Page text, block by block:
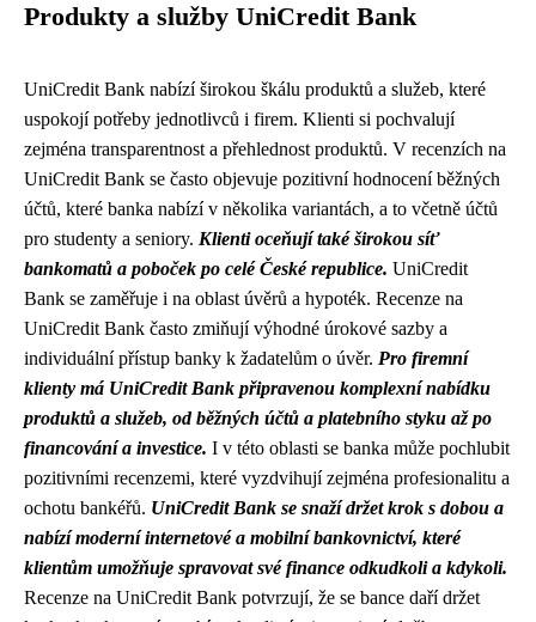
Produkty a služby UniCredit Bank
UniCredit Bank nabízí širokou škálu produktů a služeb, které
uspokojí potřeby jednotlivců i firem. Klienti si pochvalují
zejména transparentnost a přehlednost produktů. V recenzích na
UniCredit Bank se často objevuje pozitivní hodnocení běžných
účtů, které banka nabízí v několika variantách, a to včetně účtů
pro studenty a seniory. Klienti oceňují také širokou síť
bankomatů a poboček po celé České republice. UniCredit
Bank se zaměřuje i na oblast úvěrů a hypoték. Recenze na
UniCredit Bank často zmiňují výhodné úrokové sazby a
individuální přístup banky k žadatelům o úvěr. Pro firemní
klienty má UniCredit Bank připravenou komplexní nabídku
produktů a služeb, od běžných účtů a platebního styku až po
financování a investice. I v této oblasti se banka může pochlubit
pozitivními recenzemi, které vyzdvihují zejména profesionalitu a
ochotu bankéřů. UniCredit Bank se snaží držet krok s dobou a
nabízí moderní internetové a mobilní bankovnictví, které
klientům umožňuje spravovat své finance odkudkoli a kdykoli.
Recenze na UniCredit Bank potvrzují, že se bance daří držet